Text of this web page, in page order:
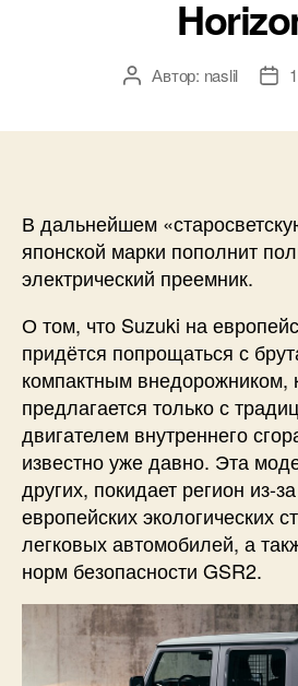
АвторАвтор: naslil
В дальнейшем
японской марки пополнит
электрический преемник.
О том, что Suzuki на
придётся попрощаться с
компактным внедорожником,
предлагается только с
двигателем внутреннего
известно уже давно. Эта
других, покидает регион из-
европейских экологических
легковых автомобилей, а
норм безопасности GSR2.